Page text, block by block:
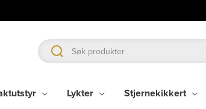
Lykter Stjernekikkert